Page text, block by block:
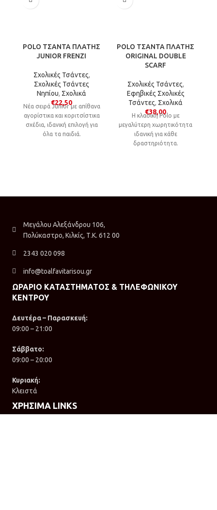
POLO ΤΣΑΝΤΑ ΠΛΑΤΗΣ
JUNIOR FRENZI
Σχολικές Τσάντες,
Σχολικές Τσάντες
Νηπίου, Σχολικά
€22,50
Νέα σειρά Junior με απίθανα
αγορίστικα και κοριτσίστικα
σχέδια, ιδανική επιλογή για
όλα τα παιδιά.
POLO ΤΣΑΝΤΑ ΠΛΑΤΗΣ
ORIGINAL DOUBLE
SCARF
Σχολικές Τσάντες,
Εφηβικές Σχολικές
Τσάντες, Σχολικά
€38,00
Η κλασική Polo με
μεγαλύτερη χωρητικότητα
ιδανική για κάθε
δραστηριότητα.
Μεγάλου Αλεξάνδρου 106,
Πολύκαστρο, Κιλκίς, Τ.Κ. 612 00
2343 020 098
info@toalfavitarisou.gr
ΩΡΑΡΙΟ ΚΑΤΑΣΤΗΜΑΤΟΣ & ΤΗΛΕΦΩΝΙΚΟΥ
ΚΕΝΤΡΟΥ
Δευτέρα – Παρασκευή:
09:00 – 21:00
Σάββατο:
09:00 – 20:00
Κυριακή:
Κλειστά
ΧΡΗΣΙΜΑ LINKS